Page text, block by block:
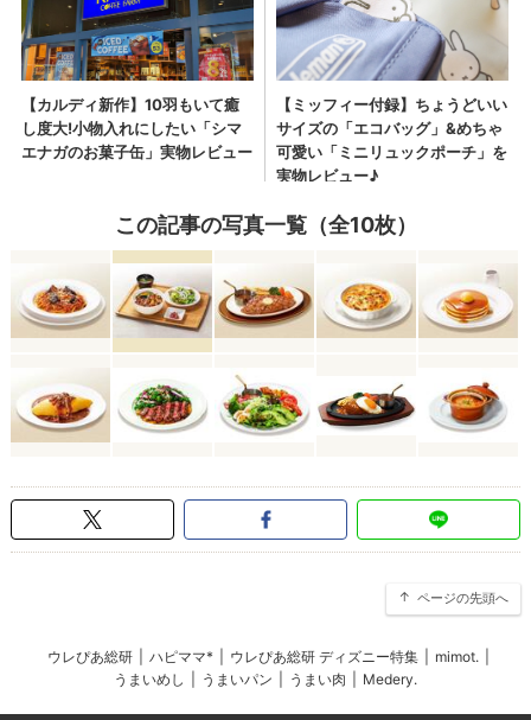
この記事の写真一覧（全10枚）
ページの先頭へ
ウレぴあ総研 ハピママ* ウレぴあ総研 ディズニー特集 mimot.
うまいめし
うまいパン うまい肉 Medery.